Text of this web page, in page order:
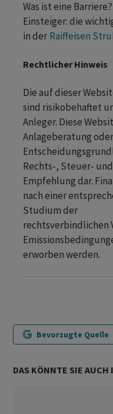
Was ist eine
Einsteiger: die
in der Raiffeisen
Rechtlicher Hinweis
Die auf dieser
sind risikobehaftet
Anleger. Diese
Anlageberatung
Rechts-, Steuer-
Empfehlung dar.
nach einer
Studium der
rechtsverbindlichen
erworben werden.
Bevorzugte Quelle
DAS KÖNNTE SIE AUCH